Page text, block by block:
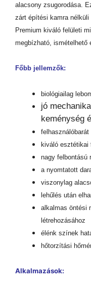
alacsony zsugorodása.
zárt építési kamra
Premium kiváló felületi
megbízható, ismételhető
Főbb jellemzők:
biológiailag
jó
keménység
felhasználóbarát
kiváló esztétikai
nagy felbontású
a nyomtatott
viszonylag
lehűlés után
alkalmas öntési
létrehozásához
élénk színek
hőtorzítási
Alkalmazások: